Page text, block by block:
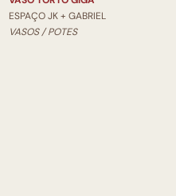
ESPAÇO JK + GABRIEL
VASOS / POTES